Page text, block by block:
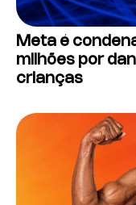
Meta é
milhões por
crianças